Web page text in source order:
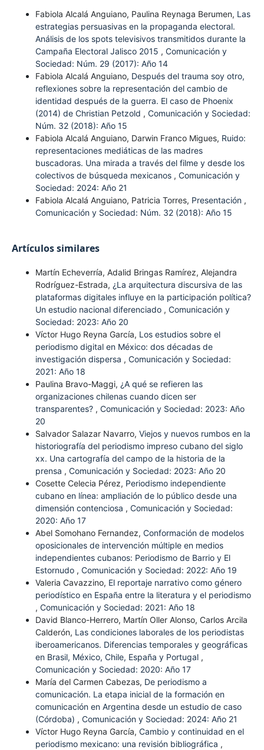
Fabiola Alcalá Anguiano, Paulina Reynaga Berumen, Las
estrategias persuasivas en la propaganda electoral.
Análisis de los spots televisivos transmitidos durante la
Campaña Electoral Jalisco 2015 , Comunicación y
Sociedad: Núm. 29 (2017): Año 14
Fabiola Alcalá Anguiano, Después del trauma soy otro,
reflexiones sobre la representación del cambio de
identidad después de la guerra. El caso de Phoenix
(2014) de Christian Petzold , Comunicación y Sociedad:
Núm. 32 (2018): Año 15
Fabiola Alcalá Anguiano, Darwin Franco Migues, Ruido:
representaciones mediáticas de las madres
buscadoras. Una mirada a través del filme y desde los
colectivos de búsqueda mexicanos , Comunicación y
Sociedad: 2024: Año 21
Fabiola Alcalá Anguiano, Patricia Torres, Presentación ,
Comunicación y Sociedad: Núm. 32 (2018): Año 15
Artículos similares
Martín Echeverría, Adalid Bringas Ramírez, Alejandra
Rodríguez-Estrada, ¿La arquitectura discursiva de las
plataformas digitales influye en la participación política?
Un estudio nacional diferenciado , Comunicación y
Sociedad: 2023: Año 20
Víctor Hugo Reyna García, Los estudios sobre el
periodismo digital en México: dos décadas de
investigación dispersa , Comunicación y Sociedad:
2021: Año 18
Paulina Bravo-Maggi, ¿A qué se refieren las
organizaciones chilenas cuando dicen ser
transparentes? , Comunicación y Sociedad: 2023: Año
20
Salvador Salazar Navarro, Viejos y nuevos rumbos en la
historiografía del periodismo impreso cubano del siglo
xx. Una cartografía del campo de la historia de la
prensa , Comunicación y Sociedad: 2023: Año 20
Cosette Celecia Pérez, Periodismo independiente
cubano en línea: ampliación de lo público desde una
dimensión contenciosa , Comunicación y Sociedad:
2020: Año 17
Abel Somohano Fernandez, Conformación de modelos
oposicionales de intervención múltiple en medios
independientes cubanos: Periodismo de Barrio y El
Estornudo , Comunicación y Sociedad: 2022: Año 19
Valeria Cavazzino, El reportaje narrativo como género
periodístico en España entre la literatura y el periodismo
, Comunicación y Sociedad: 2021: Año 18
David Blanco-Herrero, Martín Oller Alonso, Carlos Arcila
Calderón, Las condiciones laborales de los periodistas
iberoamericanos. Diferencias temporales y geográficas
en Brasil, México, Chile, España y Portugal ,
Comunicación y Sociedad: 2020: Año 17
María del Carmen Cabezas, De periodismo a
comunicación. La etapa inicial de la formación en
comunicación en Argentina desde un estudio de caso
(Córdoba) , Comunicación y Sociedad: 2024: Año 21
Víctor Hugo Reyna García, Cambio y continuidad en el
periodismo mexicano: una revisión bibliográfica ,